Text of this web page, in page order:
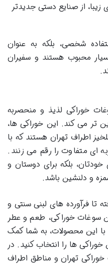
از صنایع دستی جدیدتر
شخصی، بلکه به عنوان
محبوب هستند و سفیران
خوراکی لذیذ و منحصربه
تر می کند. این خوراکی ها،
اطراف تهران هستند که با
ای متفاوت را رقم می زنند.
خودتان، بلکه برای دوستان و
و دلنشین باشد.
تا فرآورده های لبنی سنتی و
سوغات خوراکی، طعم و عطر
این محصولات، به شما کمک
ها را انتخاب کنید. در
تهران و مناطق اطراف